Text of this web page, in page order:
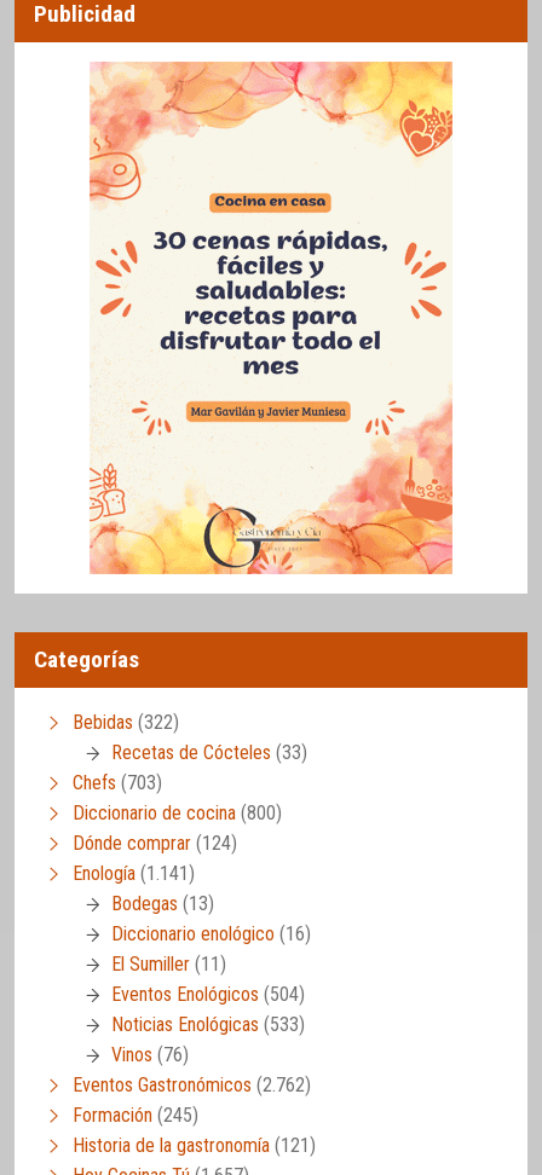
Publicidad
Categorías
Bebidas (322)
Recetas de Cócteles (33)
Chefs (703)
Diccionario de cocina (800)
Dónde comprar (124)
Enología (1.141)
Bodegas (13)
Diccionario enológico (16)
El Sumiller (11)
Eventos Enológicos (504)
Noticias Enológicas (533)
Vinos (76)
Eventos Gastronómicos (2.762)
Formación (245)
Historia de la gastronomía (121)